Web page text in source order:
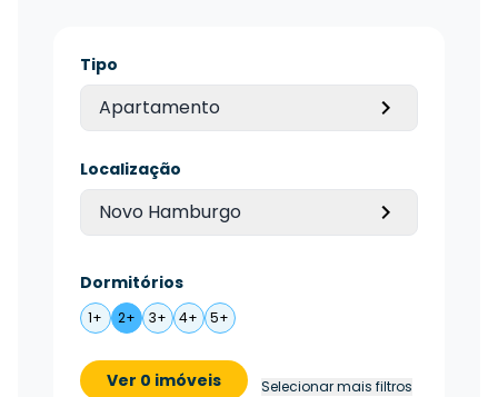
Tipo
Apartamento
Localização
Novo Hamburgo
Dormitórios
1+ 2+ 3+ 4+ 5+
Ver 0 imóveis Selecionar mais filtros